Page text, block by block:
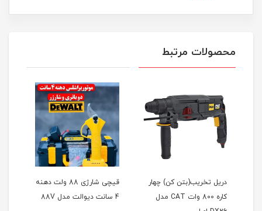
محصولات مرتبط
دریل تخریب(بتن کن) چهار
کاره 800 وات CAT مدل
قیچی شارژی 88 ولت دهنه
4 سانت دیوالت مدل 88V